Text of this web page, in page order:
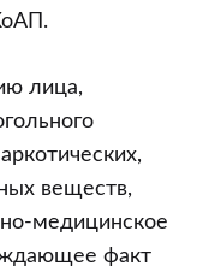
лица,
веществ,
медицинское
факт